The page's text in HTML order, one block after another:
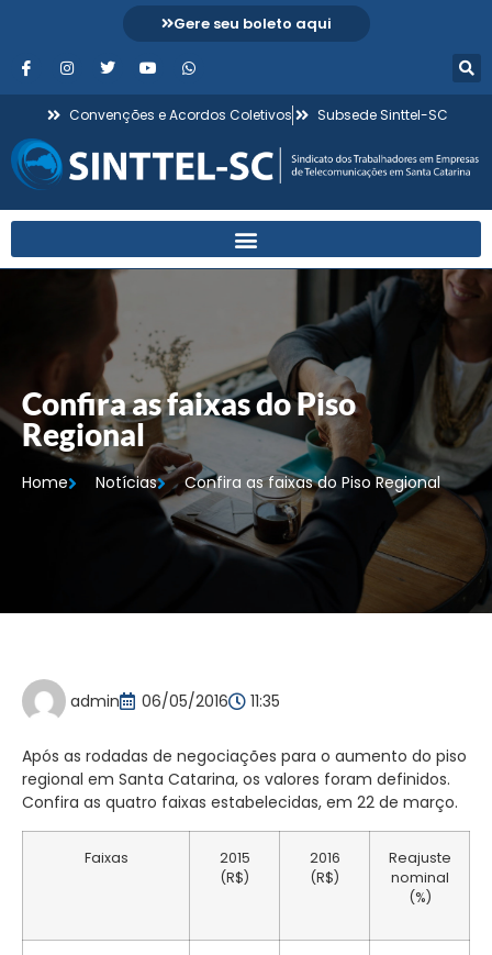
Gere seu boleto aqui
Convenções e Acordos Coletivos Subsede Sinttel-SC
Confira as faixas do Piso
Regional
Home Notícias Confira as faixas do Piso Regional
admin 06/05/2016 11:35
Após as rodadas de negociações para o aumento do piso
regional em Santa Catarina, os valores foram definidos.
Confira as quatro faixas estabelecidas, em 22 de março.
Faixas
2015
(R$)
2016
(R$)
Reajuste
nominal
(%)